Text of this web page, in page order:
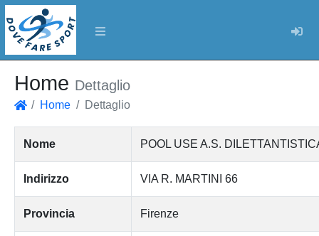
Home Dettaglio
Home Dettaglio
Nome POOL USE A.S.
Indirizzo VIA R. MARTINI 66
Provincia Firenze